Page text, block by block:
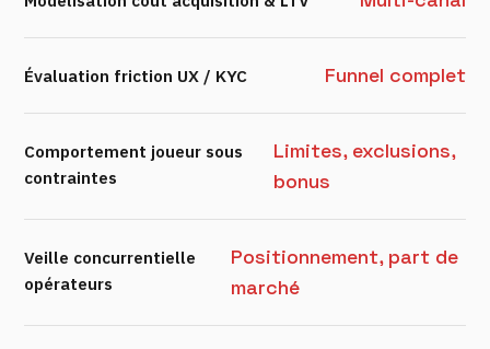
Évaluation friction UX / KYC Funnel complet
Comportement joueur sous
contraintes
Limites, exclusions,
bonus
Veille concurrentielle
opérateurs
Positionnement, part de
marché